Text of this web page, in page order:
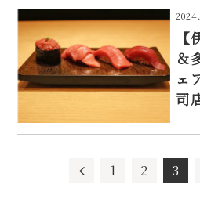
＆
ェ
司
1 2 3